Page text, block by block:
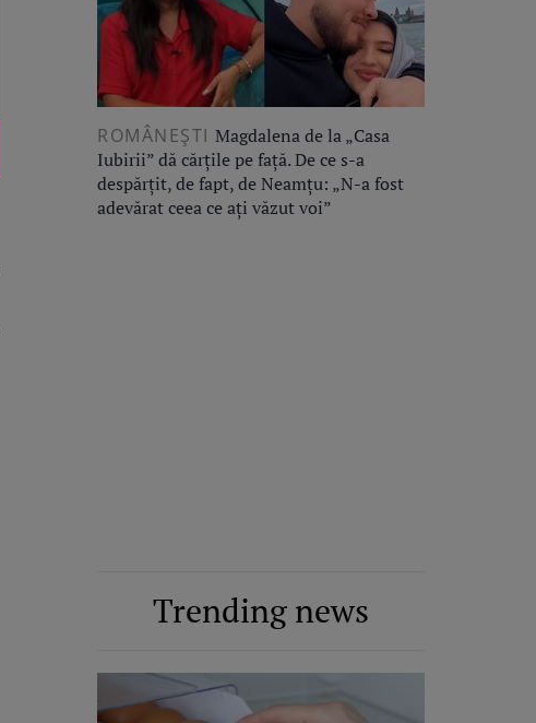
ROMÂNEŞTI Magdalena de la „Casa
Iubirii” dă cărțile pe față. De ce s-a
despărțit, de fapt, de Neamțu: „N-a fost
adevărat ceea ce ați văzut voi”
Trending news